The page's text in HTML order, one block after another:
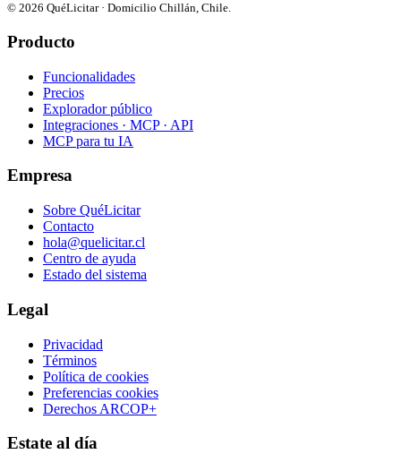
© 2026 QuéLicitar · Domicilio Chillán, Chile.
Producto
Funcionalidades
Precios
Explorador público
Integraciones · MCP · API
MCP para tu IA
Empresa
Sobre QuéLicitar
Contacto
hola@quelicitar.cl
Centro de ayuda
Estado del sistema
Legal
Privacidad
Términos
Política de cookies
Preferencias cookies
Derechos ARCOP+
Estate al día